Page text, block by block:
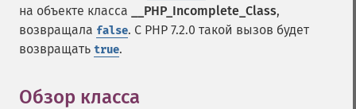
на объекте класса
__PHP_Incomplete_Class,
возвращала false. С PHP 7.2.0 такой вызов будет
возвращать true.
Обзор класса